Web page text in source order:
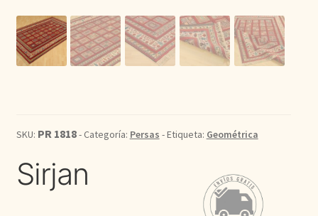
Kilim
Redondas
Seda
Pasillo
SKU: PR 1818- Categoría: Persas - Etiqueta: Geométrica
Sirjan